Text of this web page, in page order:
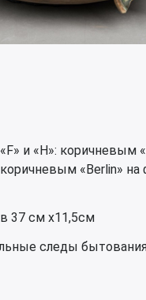
и «H»: коричневым
«Berlin» на
37 см х11,5см
следы